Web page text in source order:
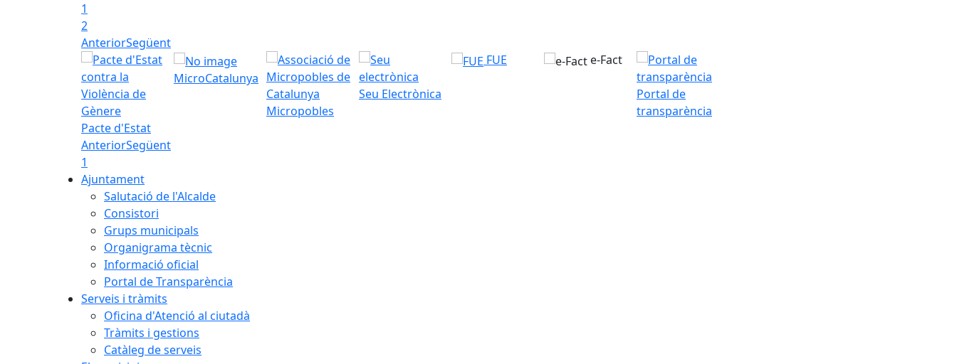
1
2
AnteriorSegüent
Pacte d'Estat
MicroCatalunya
Micropobles
Seu Electrònica
FUE e-Fact
Portal de
transparència
AnteriorSegüent
1
Ajuntament
Salutació de l'Alcalde
Consistori
Grups municipals
Organigrama tècnic
Informació oficial
Portal de Transparència
Serveis i tràmits
Oficina d'Atenció al ciutadà
Tràmits i gestions
Catàleg de serveis